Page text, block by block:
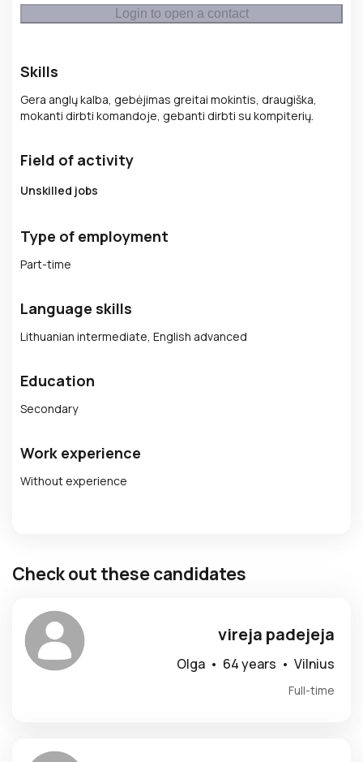
Login to open a contact
Skills
Gera anglų kalba, gebėjimas greitai mokintis, draugiška,
mokanti dirbti komandoje, gebanti dirbti su kompiterių.
Field of activity
Unskilled jobs
Type of employment
Part-time
Language skills
Lithuanian intermediate, English advanced
Education
Secondary
Work experience
Without experience
Check out these candidates
vireja padejeja
Olga • 64 years • Vilnius
Full-time